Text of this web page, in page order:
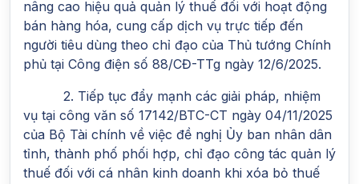
nâng cao hiệu quả quản lý thuế đối với hoạt động
bán hàng hóa, cung cấp dịch vụ trực tiếp đến
người tiêu dùng theo chỉ đạo của Thủ tướng Chính
phủ tại Công điện số 88/CĐ-TTg ngày 12/6/2025.
2. Tiếp tục đẩy mạnh các giải pháp, nhiệm
vụ tại công văn số 17142/BTC-CT ngày 04/11/2025
của Bộ Tài chính về việc đề nghị Ủy ban nhân dân
tỉnh, thành phố phối hợp, chỉ đạo công tác quản lý
thuế đối với cá nhân kinh doanh khi xóa bỏ thuế